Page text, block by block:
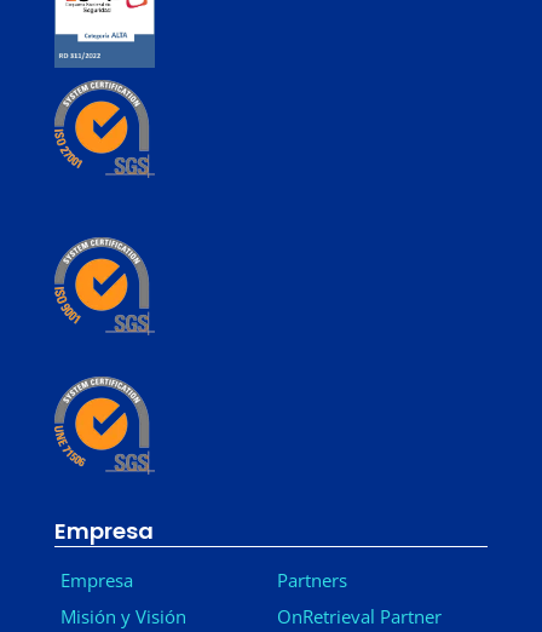
Empresa
Empresa
Misión y Visión
Partners
OnRetrieval Partner